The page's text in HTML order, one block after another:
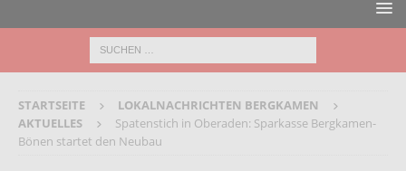
STARTSEITE
LOKALNACHRICHTEN BERGKAMEN
AKTUELLES
Spatenstich in Oberaden: Sparkasse Bergkamen-
Bönen startet den Neubau